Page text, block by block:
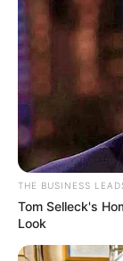
Notícias ao
THE BUSINESS
Tom Selleck's
Look